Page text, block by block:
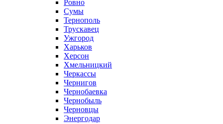
Ровно
Сумы
Тернополь
Трускавец
Ужгород
Харьков
Херсон
Хмельницкий
Черкассы
Чернигов
Чернобаевка
Чернобыль
Черновцы
Энергодар